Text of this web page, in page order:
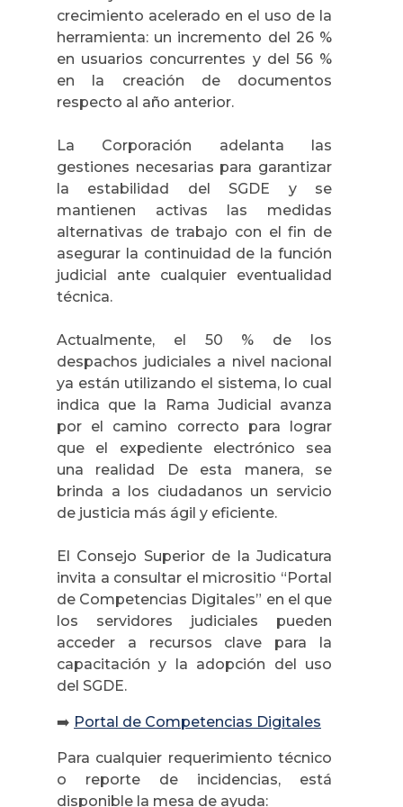
crecimiento acelerado en el uso de la
herramienta: un incremento del 26 %
en usuarios concurrentes y del 56 %
en la creación de documentos
respecto al año anterior.
La Corporación adelanta las
gestiones necesarias para garantizar
la estabilidad del SGDE y se
mantienen activas las medidas
alternativas de trabajo con el fin de
asegurar la continuidad de la función
judicial ante cualquier eventualidad
técnica.
Actualmente, el 50 % de los
despachos judiciales a nivel nacional
ya están utilizando el sistema, lo cual
indica que la Rama Judicial avanza
por el camino correcto para lograr
que el expediente electrónico sea
una realidad De esta manera, se
brinda a los ciudadanos un servicio
de justicia más ágil y eficiente.
El Consejo Superior de la Judicatura
invita a consultar el micrositio “Portal
de Competencias Digitales” en el que
los servidores judiciales pueden
acceder a recursos clave para la
capacitación y la adopción del uso
del SGDE.
➡️ Portal de Competencias Digitales
Para cualquier requerimiento técnico
o reporte de incidencias, está
disponible la mesa de ayuda: